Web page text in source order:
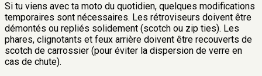
Si tu viens avec ta moto du quotidien, quelques modifications
temporaires sont nécessaires. Les rétroviseurs doivent être
démontés ou repliés solidement (scotch ou zip ties). Les
phares, clignotants et feux arrière doivent être recouverts de
scotch de carrossier (pour éviter la dispersion de verre en
cas de chute).